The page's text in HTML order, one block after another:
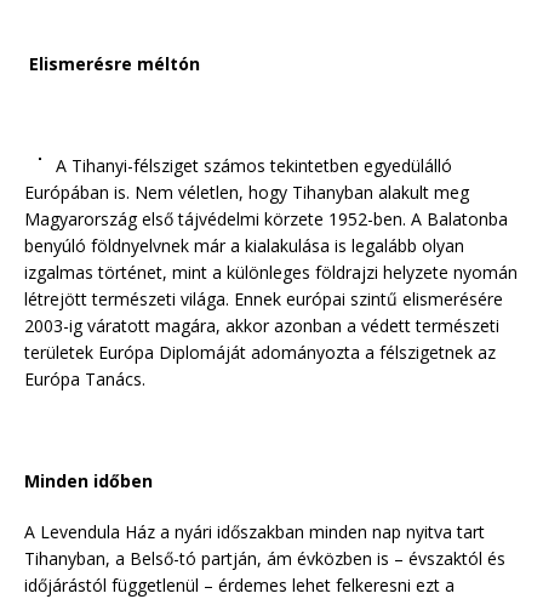
Elismerésre méltón
A Tihanyi-félsziget számos tekintetben egyedülálló
Európában is. Nem véletlen, hogy Tihanyban alakult meg
Magyarország első tájvédelmi körzete 1952-ben. A Balatonba
benyúló földnyelvnek már a kialakulása is legalább olyan
izgalmas történet, mint a különleges földrajzi helyzete nyomán
létrejött természeti világa. Ennek európai szintű elismerésére
2003-ig váratott magára, akkor azonban a védett természeti
területek Európa Diplomáját adományozta a félszigetnek az
Európa Tanács.
Minden időben
A Levendula Ház a nyári időszakban minden nap nyitva tart
Tihanyban, a Belső-tó partján, ám évközben is – évszaktól és
időjárástól függetlenül – érdemes lehet felkeresni ezt a